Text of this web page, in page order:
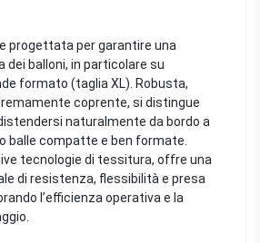
progettata per garantire una
balloni, in particolare su
formato (taglia XL). Robusta,
coprente, si distingue
naturalmente da bordo a
balle compatte e ben formate.
tecnologie di tessitura, offre una
di resistenza, flessibilità e presa
l’efficienza operativa e la